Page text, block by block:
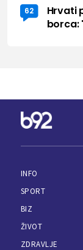
62
Hrvati
borca:
INFO
SPORT
BIZ
ŽIVOT
ZDRAVLJE